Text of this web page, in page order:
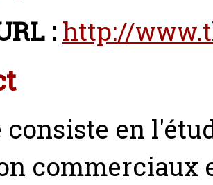
: http://
consiste en
commerciaux